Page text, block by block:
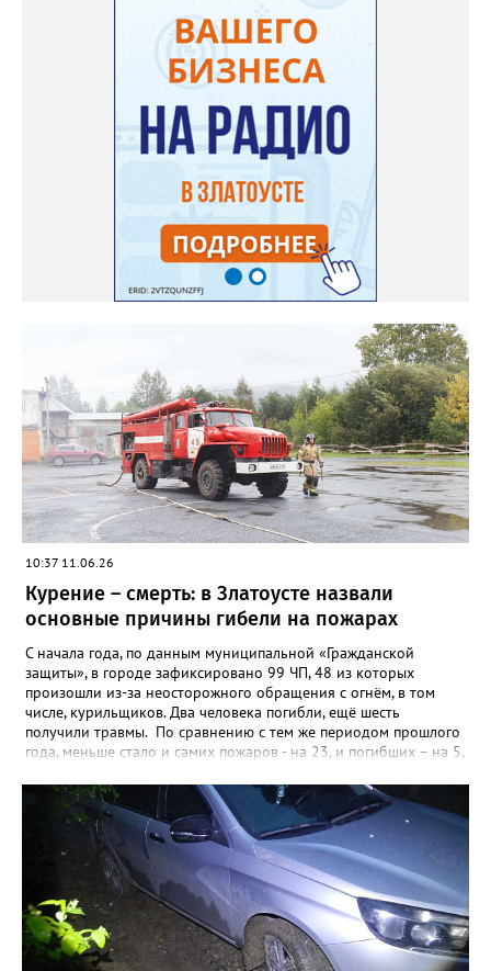
10:37 11.06.26
Курение – смерть: в Златоусте назвали
основные причины гибели на пожарах
С начала года, по данным муниципальной «Гражданской
защиты», в городе зафиксировано 99 ЧП, 48 из которых
произошли из-за неосторожного обращения с огнём, в том
числе, курильщиков. Два человека погибли, ещё шесть
получили травмы. По сравнению с тем же периодом прошлого
года, меньше стало и самих пожаров - на 23, и погибших – на 5,
было четверо. Кроме неосторожности при обращении с огнём,
чаще всего причинами пожаров в Златоусте становятся
неисправные электропроводка и печи. Из-за них в этом году
загоралось уже 38 раз, в таких ЧП пострадали два человека.
Причинами ещё 5 пожаров стали поджоги.